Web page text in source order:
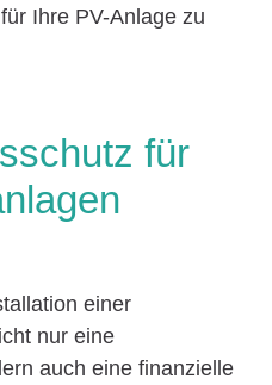
Ihre PV-Anlage zu
für
einer
nur eine
auch eine finanzielle